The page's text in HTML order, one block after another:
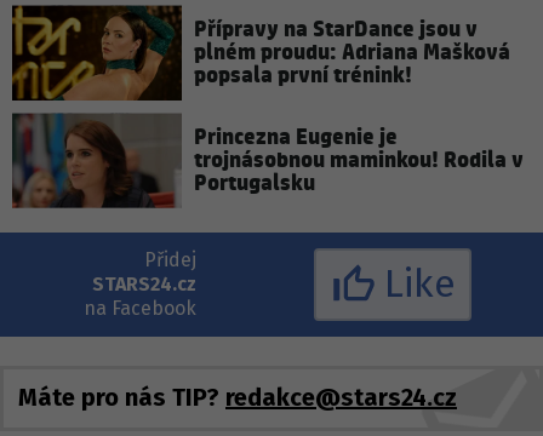
Přípravy na StarDance jsou v
plném proudu: Adriana Mašková
popsala první trénink!
Princezna Eugenie je
trojnásobnou maminkou! Rodila v
Portugalsku
Přidej
STARS24.cz
na Facebook
Like
Máte pro nás TIP? redakce@stars24.cz